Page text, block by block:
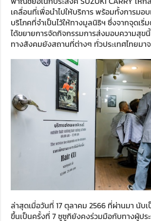
เคลื่อนที่เพื่อนำไปให้บริการ พร้อมทั้งการมอ
บริโภคที่จำเป็นไว้ให้ทางมูลนิธิฯ ซึ่งจากจุดเริ่
ได้ขยายการจัดกิจกรรมการส่งมอบความสุข
ทางสังคมยังสถานที่ต่างๆ ทั่วประเทศไทยม
ล่าสุดเมื่อวันที่ 17 ตุลาคม 2566 ที่ผ่านมา นับ
ขึ้นเป็นครั้งที่ 7 ซูซูกิยังคงร่วมมือกับทางผู้ปร